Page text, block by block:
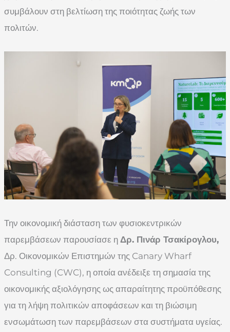
συμβάλουν στη βελτίωση της ποιότητας ζωής των
πολιτών.
Την οικονομική διάσταση των φυσιοκεντρικών
παρεμβάσεων παρουσίασε η Δρ. Πινάρ Τσακίρογλου,
Δρ. Οικονομικών Επιστημών της Canary Wharf
Consulting (CWC), η οποία ανέδειξε τη σημασία της
οικονομικής αξιολόγησης ως απαραίτητης προϋπόθεσης
για τη λήψη πολιτικών αποφάσεων και τη βιώσιμη
ενσωμάτωση των παρεμβάσεων στα συστήματα υγείας.